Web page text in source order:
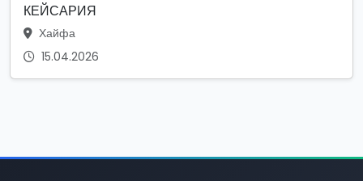
КЕЙСАРИЯ
Хайфа
15.04.2026